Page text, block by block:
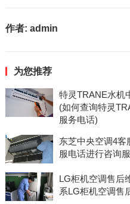
作者: admin
为您推荐
特灵TRANE水机
(如何查询特灵
服务电话)
东芝中央空调4客
服电话进行咨询
LG柜机空调售后
系LG柜机空调售